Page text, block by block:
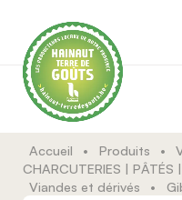
Accueil • Produits •
CHARCUTERIES | PÂTÉS
Viandes et dérivés
•